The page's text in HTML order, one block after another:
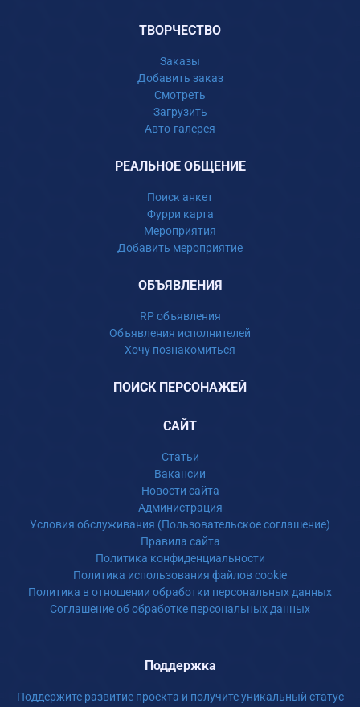
ТВОРЧЕСТВО
Заказы
Добавить заказ
Смотреть
Загрузить
Авто-галерея
РЕАЛЬНОЕ ОБЩЕНИЕ
Поиск анкет
Фурри карта
Мероприятия
Добавить мероприятие
ОБЪЯВЛЕНИЯ
RP объявления
Объявления исполнителей
Хочу познакомиться
ПОИСК ПЕРСОНАЖЕЙ
САЙТ
Статьи
Вакансии
Новости сайта
Администрация
Условия обслуживания (Пользовательское соглашение)
Правила сайта
Политика конфиденциальности
Политика использования файлов cookie
Политика в отношении обработки персональных данных
Соглашение об обработке персональных данных
Поддержка
Поддержите развитие проекта и получите уникальный статус